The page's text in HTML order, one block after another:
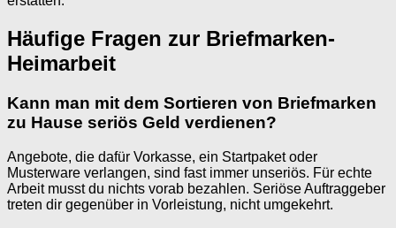
Häufige Fragen zur Briefmarken-
Heimarbeit
Kann man mit dem Sortieren von Briefmarken
zu Hause seriös Geld verdienen?
Angebote, die dafür Vorkasse, ein Startpaket oder
Musterware verlangen, sind fast immer unseriös. Für echte
Arbeit musst du nichts vorab bezahlen. Seriöse Auftraggeber
treten dir gegenüber in Vorleistung, nicht umgekehrt.